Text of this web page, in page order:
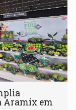
Aramix em